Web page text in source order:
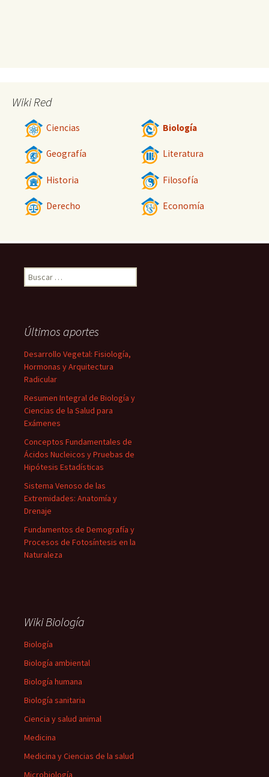
Wiki Red
Ciencias Biología
Geografía Literatura
Historia Filosofía
Derecho Economía
Buscar:
Últimos aportes
Desarrollo Vegetal: Fisiología,
Hormonas y Arquitectura
Radicular
Resumen Integral de Biología y
Ciencias de la Salud para
Exámenes
Conceptos Fundamentales de
Ácidos Nucleicos y Pruebas de
Hipótesis Estadísticas
Sistema Venoso de las
Extremidades: Anatomía y
Drenaje
Fundamentos de Demografía y
Procesos de Fotosíntesis en la
Naturaleza
Wiki Biología
Biología
Biología ambiental
Biología humana
Biología sanitaria
Ciencia y salud animal
Medicina
Medicina y Ciencias de la salud
Microbiología